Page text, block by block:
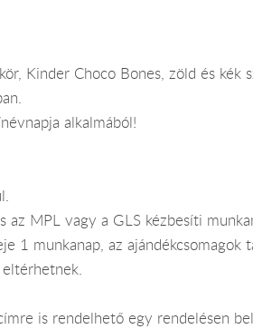
Kinder Choco Bones, zöld és kék
alkalmából!
az MPL vagy a GLS kézbesíti
1 munkanap, az ajándékcsomagok
is rendelhető egy rendelésen